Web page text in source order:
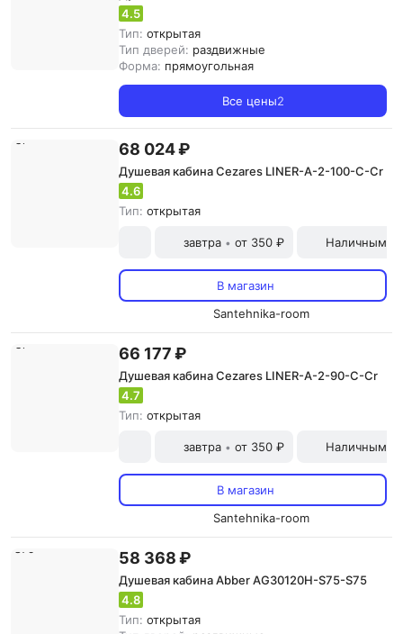
4.5
Тип: открытая
Тип дверей: раздвижные
Форма: прямоугольная
Все цены2
68 024 ₽
Душевая кабина Cezares LINER-A-2-100-C-Cr
4.6
Тип: открытая
завтра • от 350 ₽ Наличными
В магазин
Santehnika-room
66 177 ₽
Душевая кабина Cezares LINER-A-2-90-C-Cr
4.7
Тип: открытая
завтра • от 350 ₽ Наличными
В магазин
Santehnika-room
58 368 ₽
Душевая кабина Abber AG30120H-S75-S75
4.8
Тип: открытая